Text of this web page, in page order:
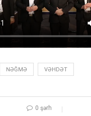
NƏĞMƏ VƏHDƏT
0 şərh